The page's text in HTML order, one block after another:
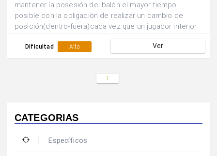
mantener la posesión del balón el mayor tiempo
posible con la obligación de realizar un cambio de
posición(dentro-fuera)cada vez que un jugador interior
exterior.
Dificultad Alta Ver
1
CATEGORIAS
Específicos